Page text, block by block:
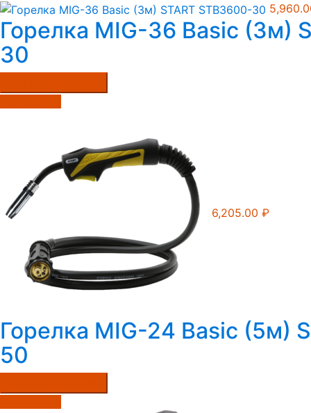
Горелка MIG-36 Basic (3м)
30
6,205.00 ₽
Горелка MIG-24 Basic (5м)
50